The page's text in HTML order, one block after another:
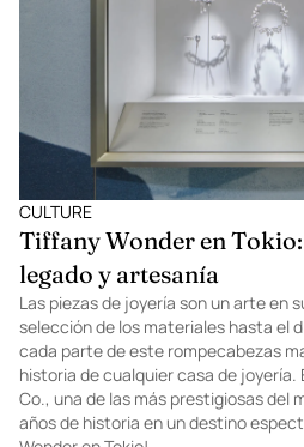
CULTURE
Tiffany Wonder en
legado y artesanía
Las piezas de joyería son un arte en
selección de los materiales hasta el
cada parte de este rompecabezas
historia de cualquier casa de joyería.
Co., una de las más prestigiosas del
años de historia en un destino